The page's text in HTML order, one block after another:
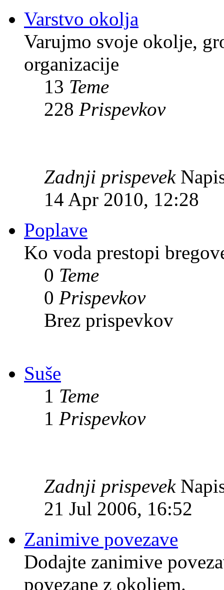
Varstvo okolja
Varujmo svoje okolje,
organizacije
13 Teme
228 Prispevkov
Zadnji prispevek
14 Apr 2010, 12:28
Poplave
Ko voda prestopi
0 Teme
0 Prispevkov
Brez prispevkov
Suše
1 Teme
1 Prispevkov
Zadnji prispevek
21 Jul 2006, 16:52
Zanimive povezave
Dodajte zanimive
povezane z okoljem.